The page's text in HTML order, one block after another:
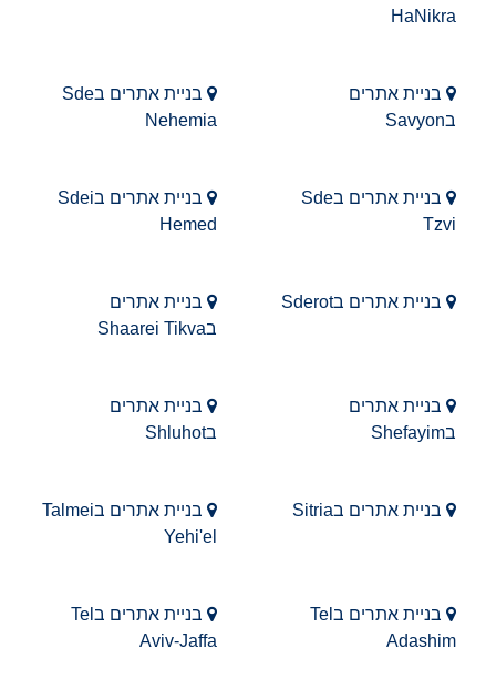
HaNikra
בניית אתרים
בSavyon
בניית אתרים בSde
Nehemia
בניית אתרים בSde
Tzvi
בניית אתרים בSdei
Hemed
בניית אתרים בSderot
בניית אתרים
בShaarei Tikva
בניית אתרים
בShefayim
בניית אתרים
בShluhot
בניית אתרים בSitria
בניית אתרים בTalmei
Yehi'el
בניית אתרים בTel
Adashim
בניית אתרים בTel
Aviv-Jaffa